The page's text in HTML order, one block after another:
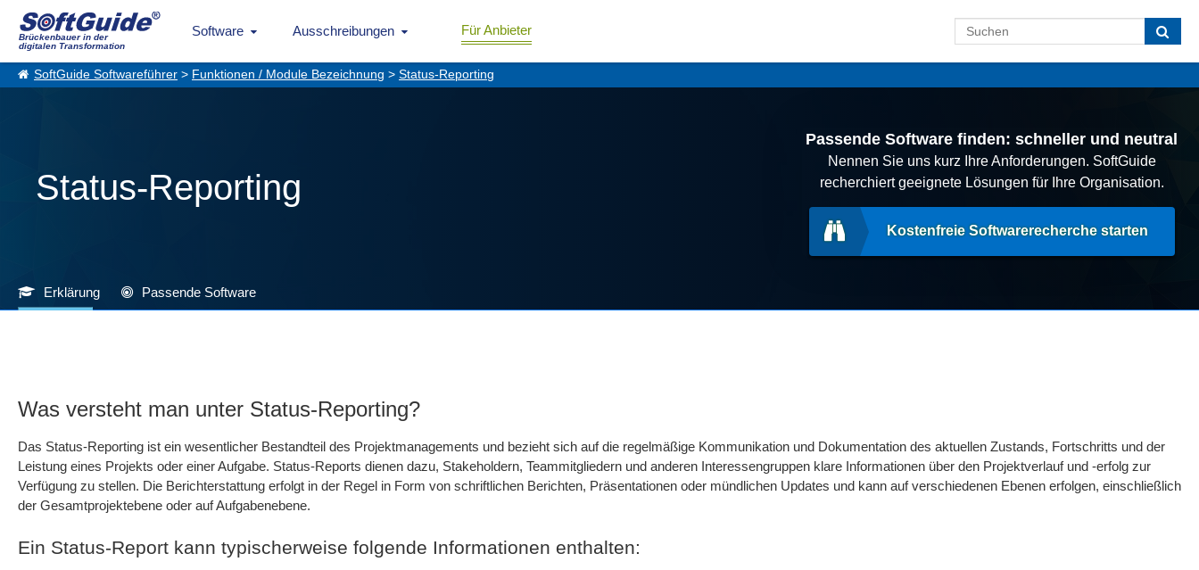
Brückenbauer in der
digitalen Transformation
Software Ausschreibungen Für Anbieter
SoftGuide Softwareführer > Funktionen / Module Bezeichnung > Status-Reporting
Status-Reporting
Passende Software finden: schneller und neutral
Nennen Sie uns kurz Ihre Anforderungen. SoftGuide
recherchiert geeignete Lösungen für Ihre Organisation.
Kostenfreie Softwarerecherche starten
Erklärung Passende Software
Was versteht man unter Status-Reporting?
Das Status-Reporting ist ein wesentlicher Bestandteil des Projektmanagements und bezieht sich auf die regelmäßige Kommunikation und Dokumentation des aktuellen Zustands, Fortschritts und der
Leistung eines Projekts oder einer Aufgabe. Status-Reports dienen dazu, Stakeholdern, Teammitgliedern und anderen Interessengruppen klare Informationen über den Projektverlauf und -erfolg zur
Verfügung zu stellen. Die Berichterstattung erfolgt in der Regel in Form von schriftlichen Berichten, Präsentationen oder mündlichen Updates und kann auf verschiedenen Ebenen erfolgen, einschließlich
der Gesamtprojektebene oder auf Aufgabenebene.
Ein Status-Report kann typischerweise folgende Informationen enthalten: